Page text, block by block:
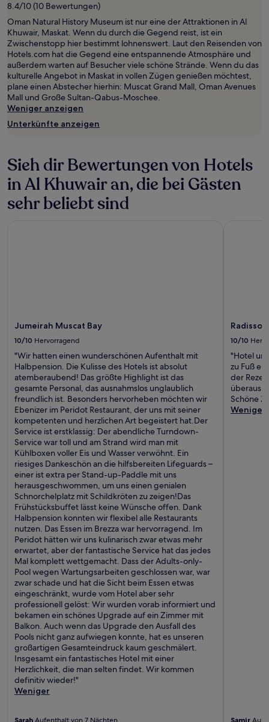
8.4/10 (10 Bewertungen)
Oman Natural History Museum ist nur eine der Attraktionen in Al
Khuwair, Maskat. Wenn du durch die Gegend reist, ist ein
Zwischenstopp hier bestimmt lohnenswert. Laut den Reisenden von
Hotels.com hat die Gegend eine entspannende Atmosphäre und
außerdem warten auf Besucher viele schöne Strände. Wenn du das
kulturelle Angebot in Maskat in vollen Zügen genießen möchtest,
plane einen Abstecher hierhin: Muscat Grand Mall, Oman Avenues
Mall und Große Sultan-Qabus-Moschee.
Weniger anzeigen
Unterkünfte anzeigen
Sieh dir Bewertungen von Hotels
in Al Khuwair an, die bei Gästen
sehr beliebt sind
Jumeirah Muscat Bay
10/10 Hervorragend
"Wir hatten einen wunderschönen Aufenthalt mit
Halbpension. Die Kulisse des Hotels ist absolut
atemberaubend! Das größte Highlight ist das
gesamte Personal, das ausnahmslos unglaublich
freundlich ist. Besonders hervorheben möchten wir
Ebenizer im Peridot Restaurant, der uns mit seiner
kompetenten und herzlichen Art begeistert hat.Der
Service ist erstklassig: Der abendliche Turndown-
Service war toll und am Strand wird man mit
Kühlboxen voller Eis und Wasser verwöhnt. Ein
riesiges Dankeschön an die hilfsbereiten Lifeguards –
einer ist extra per Stand-up-Paddle mit uns
herausgeschwommen, um uns einen genialen
Schnorchelplatz mit Schildkröten zu zeigen!Das
Frühstücksbuffet lässt keine Wünsche offen. Dank
Halbpension konnten wir flexibel alle Restaurants
nutzen. Das Essen im Brezza war hervorragend. Im
Peridot hätten wir uns kulinarisch zwar etwas mehr
erwartet, aber der fantastische Service hat das jedes
Mal komplett wettgemacht. Dass der Adults-only-
Pool wegen Wartungsarbeiten geschlossen war, war
zwar schade und hat die Sicht beim Essen etwas
eingeschränkt, wurde vom Hotel aber sehr
professionell gelöst: Wir wurden vorab informiert und
bekamen ein schönes Upgrade auf ein Zimmer mit
Balkon. Auch wenn das Upgrade den Ausfall des
Pools nicht ganz aufwiegen konnte, hat es unseren
großartigen Gesamteindruck kaum geschmälert.
Insgesamt ein fantastisches Hotel mit einer
Herzlichkeit, die man selten findet. Wir kommen
definitiv wieder!"
Weniger
Sarah
10/10
"Hotel
zu Fuß
der
überaus
Schöne
Weniger
Samir